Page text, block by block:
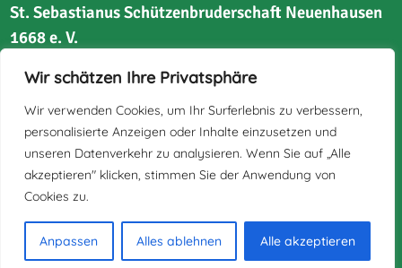
Wir schätzen Ihre Privatsphäre
Wir verwenden Cookies, um Ihr Surferlebnis zu verbessern,
personalisierte Anzeigen oder Inhalte einzusetzen und
unseren Datenverkehr zu analysieren. Wenn Sie auf „Alle
akzeptieren" klicken, stimmen Sie der Anwendung von
Cookies zu.
Anpassen Alles ablehnen Alle akzeptieren
St. Sebastianus Schützenbruderschaft Neuenhausen
1668 e. V.
Bruchstraße 21
Impressum
Datenschutz